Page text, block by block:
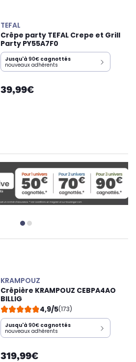
TEFAL
Crêpe party TEFAL Crepe et Grill
Party PY55A7F0
Jusqu'à 90€ cagnottés
nouveaux adhérents
39,99€
KRAMPOUZ
Crêpière KRAMPOUZ CEBPA4AO
BILLIG
4,9/5(173)
Jusqu'à 90€ cagnottés
nouveaux adhérents
319,99€